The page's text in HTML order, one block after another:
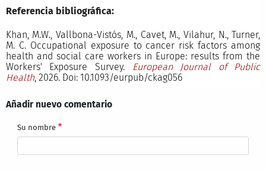
Referencia bibliográfica:
Khan, M.W., Vallbona-Vistós, M., Cavet, M., Vilahur, N., Turner,
M. C. Occupational exposure to cancer risk factors among
health and social care workers in Europe: results from the
Workers' Exposure Survey.
European Journal of Public
Health, 2026. Doi: 10.1093/eurpub/ckag056
Añadir nuevo comentario
Su nombre